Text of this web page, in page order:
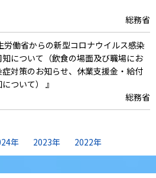
」3月号発行 』
Raisers編集企画会議事務局
」1月号発行 』
Raisers編集企画会議事務局
総務省
労働省からの新型コロナウイルス感染
について（飲食の場面及び職場にお
対策のお知らせ、休業支援金・給付
ついて） 』
総務省
急事態宣言発出による協力依頼） 』
年 2023年 2022年